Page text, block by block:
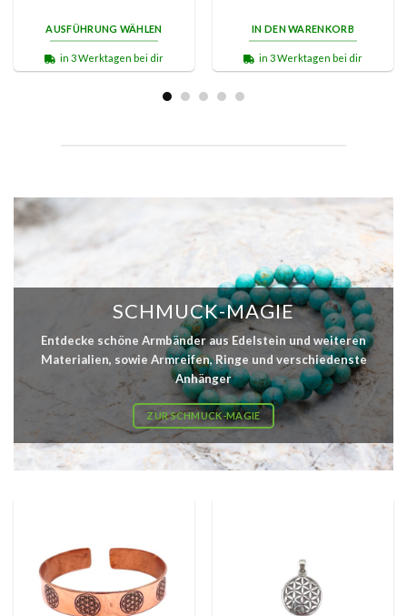
AUSFÜHRUNG WÄHLEN
in 3 Werktagen bei dir
IN DEN WARENKORB
in 3 Werktagen bei dir
SCHMUCK-MAGIE
Entdecke schöne Armbänder aus Edelstein und weiteren
Materialien, sowie Armreifen, Ringe und verschiedenste
Anhänger
ZUR SCHMUCK-MAGIE